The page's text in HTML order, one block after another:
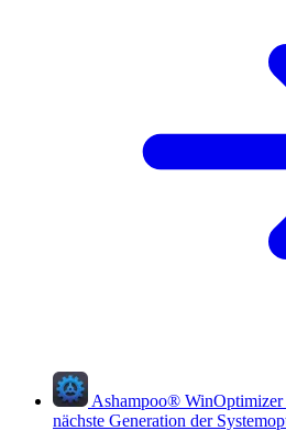
Ashampoo® WinOptimizer
nächste Generation der